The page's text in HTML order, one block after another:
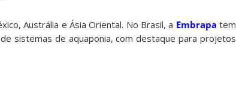
Austrália e Ásia Oriental. No Brasil, a Embrapa tem
sistemas de aquaponia, com destaque para projetos